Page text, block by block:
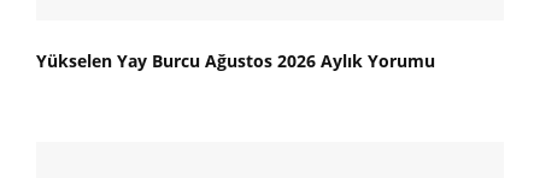
Yükselen Yay Burcu Ağustos 2026 Aylık Yorumu